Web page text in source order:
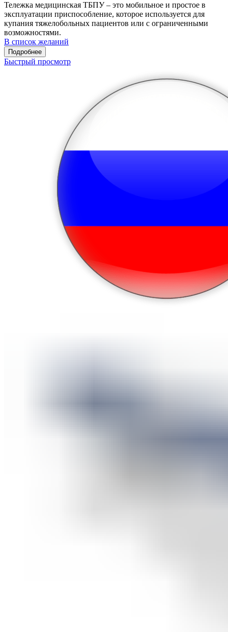
Тележка медицинская ТБПУ – это мобильное и простое в
эксплуатации приспособление, которое используется для
купания тяжелобольных пациентов или с ограниченными
возможностями.
В список желаний
Подробнее
Быстрый просмотр